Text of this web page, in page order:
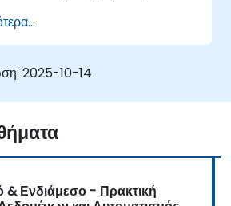
επικύρωσης και
χρησιμοποιούν τα εργαλεία
και την ανάλυση δεδομένων
τα εργαλεία scripting του
των Python
2025-10-14
& Ενδιάμεσο - Πρακτική